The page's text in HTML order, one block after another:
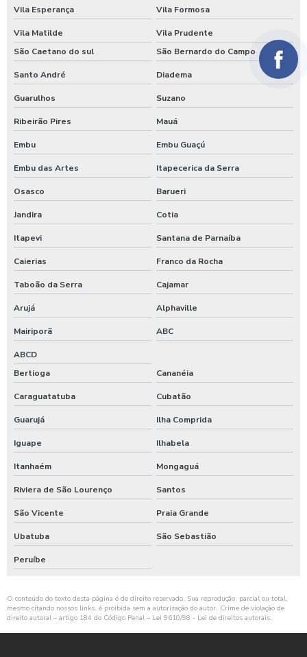
Vila Esperança Vila Formosa
Vila Matilde
Vila Prudente
São Caetano do sul
São Bernardo do Campo
Santo André Diadema
Guarulhos Suzano
Ribeirão Pires Mauá
Embu Embu Guaçú
Embu das Artes Itapecerica da Serra
Osasco Barueri
Jandira Cotia
Itapevi Santana de Parnaíba
Caierias Franco da Rocha
Taboão da Serra Cajamar
Arujá Alphaville
Mairiporã ABC
ABCD
Bertioga
Cananéia
Caraguatatuba Cubatão
Guarujá Ilha Comprida
Iguape Ilhabela
Itanhaém Mongaguá
Riviera de São Lourenço Santos
São Vicente Praia Grande
Ubatuba São Sebastião
Peruíbe
O conteúdo do texto desta página é de direito reservado. Sua reprodução, parcial ou total,
mesmo citando nossos links, é proibida sem a autorização do autor. Crime de violação de
direito autoral – artigo 184 do Código Penal – Lei 9610/98 - Lei de direitos autorais.